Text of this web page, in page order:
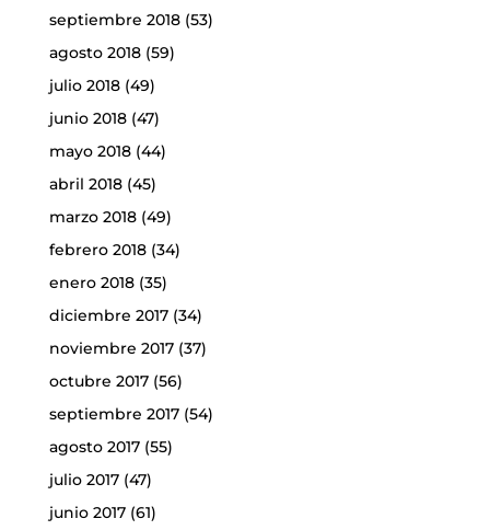
septiembre 2018(53)
agosto 2018(59)
julio 2018(49)
junio 2018(47)
mayo 2018(44)
abril 2018(45)
marzo 2018(49)
febrero 2018(34)
enero 2018(35)
diciembre 2017(34)
noviembre 2017(37)
octubre 2017(56)
septiembre 2017(54)
agosto 2017(55)
julio 2017(47)
junio 2017(61)